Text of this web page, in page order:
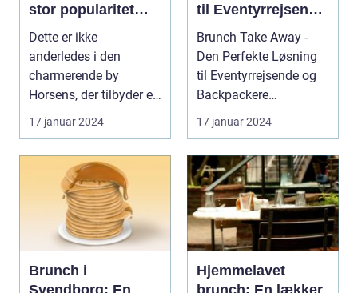
stor popularitet
blandt
madentusiaster og
dem, der elsker at
kombinere de
lækreste
morgenmadslække
rier med
frokostfavoritter
Dette er ikke
anderledes i den
charmerende by
Horsens, der tilbyder en
række steder, hvor man
kan ny...
17 januar 2024
til Eventyrrejsende
og Backpackere
Brunch Take Away -
Den Perfekte Løsning
til Eventyrrejsende og
Backpackere
Indledning: Brunch er
en...
17 januar 2024
Brunch i
Hjemmelavet